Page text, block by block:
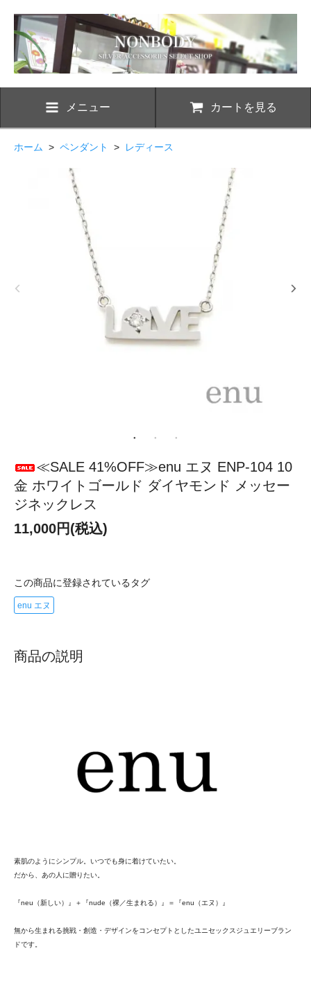
メニュー カートを見る
ホーム > ペンダント > レディース
≪SALE 41%OFF≫enu エヌ ENP-104 10
金 ホワイトゴールド ダイヤモンド メッセー
ジネックレス
11,000円(税込)
この商品に登録されているタグ
enu エヌ
商品の説明
素肌のようにシンプル。いつでも身に着けていたい。
だから、あの人に贈りたい。
『neu（新しい）』＋『nude（裸／生まれる）』＝『enu（エヌ）』
無から生まれる挑戦・創造・デザインをコンセプトとしたユニセックスジュエリーブラン
ドです。